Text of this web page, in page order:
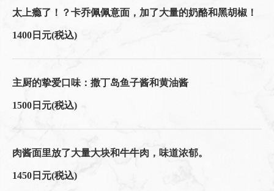
太上瘾了！？卡乔佩佩意面，加了大量的奶酪和黑胡椒！
1400日元(税込)
主厨的挚爱口味：撒丁岛鱼子酱和黄油酱
1500日元(税込)
肉酱面里放了大量大块和牛牛肉，味道浓郁。
1450日元(税込)